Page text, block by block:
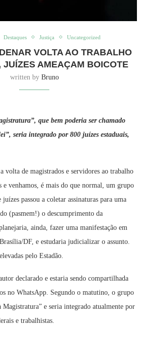
Destaques Justiça Uncategorized
VOLTA AO TRABALHO
JUÍZES AMEAÇAM BOICOTE
written by Bruno
que bem poderia ser chamado
seria integrado por 800 juízes estaduais,
volta de magistrados e servidores ao trabalho
e venhamos, é mais do que normal, um grupo
passou a coletar assinaturas para uma
(pasmem!) o descumprimento da
ainda, fazer uma manifestação em
DF, e estudaria judicializar o assunto.
pelo Estadão.
declarado e estaria sendo compartilhada
no WhatsApp. Segundo o matutino, o grupo
Magistratura” e seria integrado atualmente por
e trabalhistas.